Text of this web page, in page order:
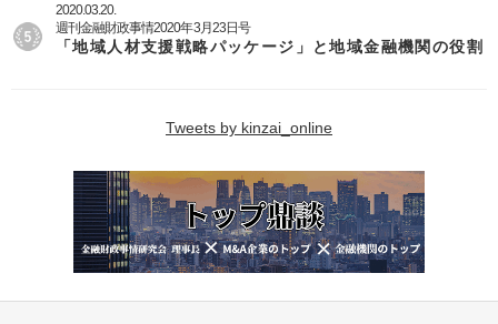
2020.03.20.
週刊金融財政事情2020年3月23日号
「地域人材支援戦略パッケージ」と地域金融機関の役割
Tweets by kinzai_online